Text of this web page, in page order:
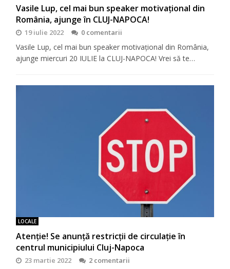
Vasile Lup, cel mai bun speaker motivaţional din
România, ajunge în CLUJ-NAPOCA!
19 iulie 2022 0 comentarii
Vasile Lup, cel mai bun speaker motivaţional din România,
ajunge miercuri 20 IULIE la CLUJ-NAPOCA! Vrei să te…
LOCALE
Atenție! Se anunță restricții de circulație în
centrul municipiului Cluj-Napoca
23 martie 2022 2 comentarii